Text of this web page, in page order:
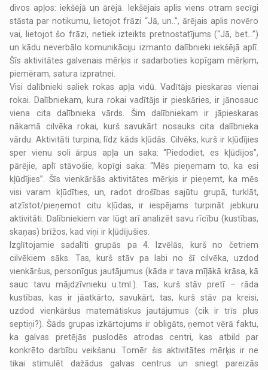
divos apļos: iekšējā un ārējā. Iekšējais aplis viens otram secīgi
stāsta par notikumu, lietojot frāzi “Jā, un..”, ārējais aplis novēro
vai, lietojot šo frāzi, netiek izteikts pretnostatījums (“Jā, bet...”)
un kādu neverbālo komunikāciju izmanto dalībnieki iekšējā aplī.
Šīs aktivitātes galvenais mērķis ir sadarboties kopīgam mērķim,
piemēram, satura izpratnei.
Visi dalībnieki saliek rokas apļa vidū. Vadītājs pieskaras vienai
rokai. Dalībniekam, kura rokai vadītājs ir pieskāries, ir jānosauc
viena cita dalībnieka vārds. Šim dalībniekam ir jāpieskaras
nākamā cilvēka rokai, kurš savukārt nosauks cita dalībnieka
vārdu. Aktivitāti turpina, līdz kāds kļūdās. Cilvēks, kurš ir kļūdījies
sper vienu soli ārpus apļa un saka: “Piedodiet, es kļūdījos”,
pārējie, aplī stāvošie, kopīgi saka: “Mēs pieņemam to, ka esi
kļūdījies”. Šīs vienkāršās aktivitātes mērķis ir pieņemt, ka mēs
visi varam kļūdīties, un, radot drošības sajūtu grupā, turklāt,
atzīstot/pieņemot citu kļūdas, ir iespējams turpināt jebkuru
aktivitāti. Dalībniekiem var lūgt arī analizēt savu rīcību (kustības,
skaņas) brīžos, kad viņi ir kļūdījušies.
Izglītojamie sadalīti grupās pa 4. Izvēlās, kurš no četriem
cilvēkiem sāks. Tas, kurš stāv pa labi no šī cilvēka, uzdod
vienkāršus, personīgus jautājumus (kāda ir tava mīļākā krāsa, kā
sauc tavu mājdzīvnieku u.tml.). Tas, kurš stāv pretī – rāda
kustības, kas ir jāatkārto, savukārt, tas, kurš stāv pa kreisi,
uzdod vienkāršus matemātiskus jautājumus (cik ir trīs plus
septiņi?). Šāds grupas izkārtojums ir obligāts, ņemot vērā faktu,
ka galvas pretējās puslodēs atrodas centri, kas atbild par
konkrēto darbību veikšanu. Tomēr šis aktivitātes mērķis ir ne
tikai stimulēt dažādus galvas centrus un sniegt pareizās